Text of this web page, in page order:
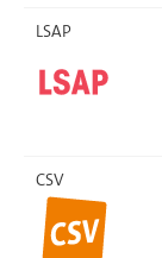
LSAP
CSV